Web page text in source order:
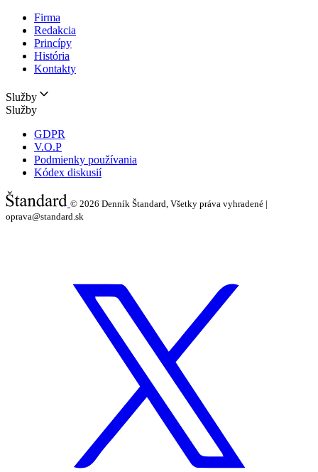
Firma
Redakcia
Princípy
História
Kontakty
Služby
Služby
GDPR
V.O.P
Podmienky používania
Kódex diskusií
© 2026 Denník Štandard, Všetky práva vyhradené |
oprava@standard.sk